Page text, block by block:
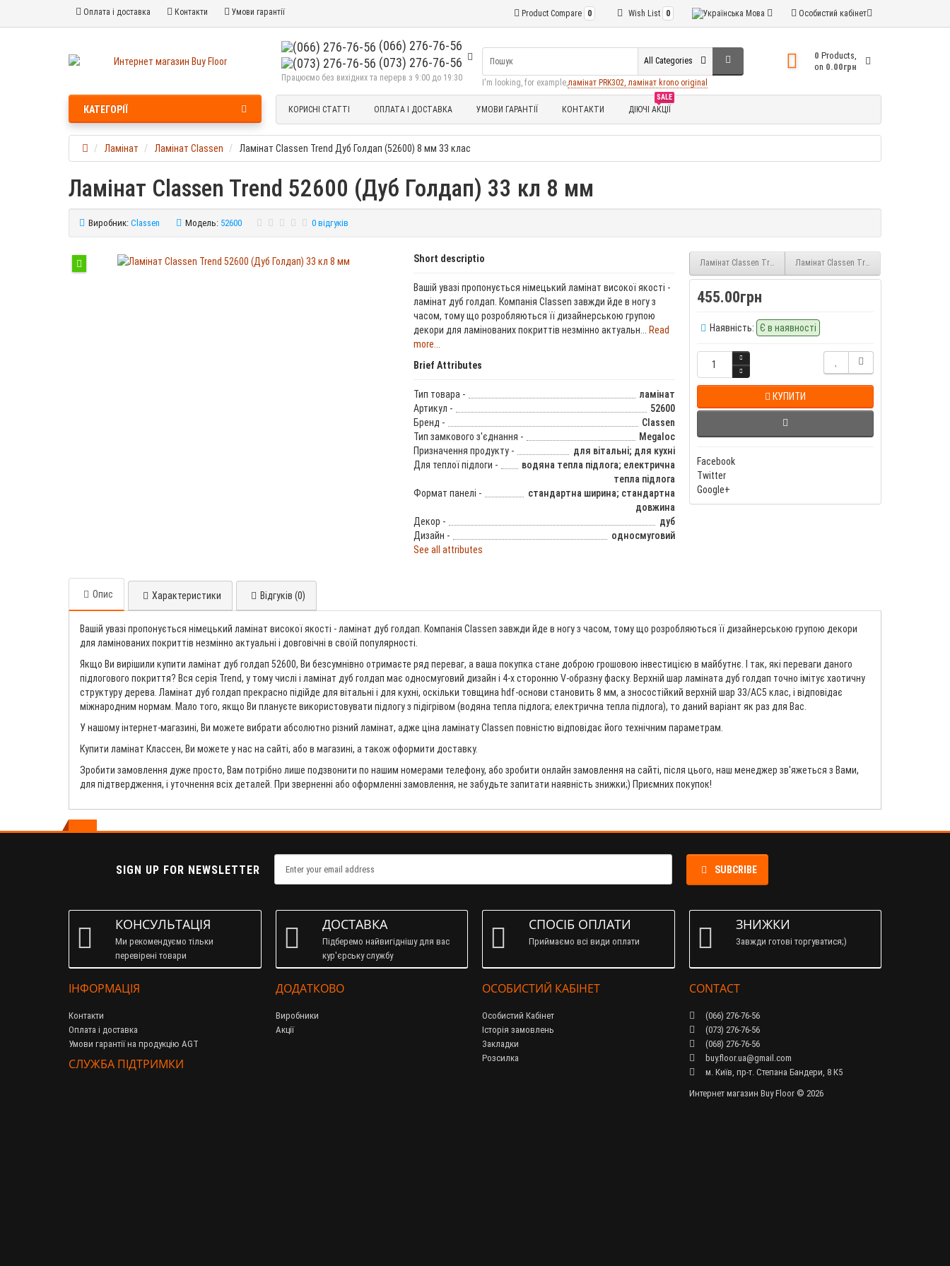
Оплата і доставка Контакти Умови гарантії Особистий кабінет
Мова
Wish List 0
Product Compare 0
(066) 276-76-56
(073) 276-76-56
Працюємо без вихідних та перерв з 9:00 до 19:30
0 Products,
on 0.00грн
All Categories
I'm looking, for example, ламінат PRK302, ламінат krono original
КАТЕГОРІЇ КОРИСНІ СТАТТІ ОПЛАТА І ДОСТАВКА УМОВИ ГАРАНТІЇ КОНТАКТИ
SALE
ДІЮЧІ АКЦІЇ
Ламінат Ламінат Classen Ламінат Classen Trend Дуб Голдап (52600) 8 мм 33 клас
Ламінат Classen Trend 52600 (Дуб Голдап) 33 кл 8 мм
Виробник: Classen Модель: 52600 0 відгуків
Short descriptio
Вашій увазі пропонується німецький ламінат високої якості -
ламінат дуб голдап. Компанія Classen завжди йде в ногу з
часом, тому що розробляються її дизайнерською групою
декори для ламінованих покриттів незмінно актуальн...
Read
more...
Brief Attributes
Тип товара -
ламінат
Артикул -
52600
Бренд -
Classen
Тип замкового з'єднання -
Megaloc
Призначення продукту -
для вітальні; для кухні
Для теплої підлоги -
водяна тепла підлога; електрична
тепла підлога
Формат панелі -
стандартна ширина; стандартна
довжина
Декор -
дуб
Дизайн -
односмуговий
See all attributes
Ламінат Classen Trend Дуб Даргін (52599) 8 мм 33 клас
Ламінат Classen Trend Дуб Мамрі
455.00грн
Наявність: Є в наявності
КУПИТИ
Facebook
Twitter
Google+
Опис Характеристики Відгуків (0)
Вашій увазі пропонується німецький ламінат високої якості - ламінат дуб голдап. Компанія Classen завжди йде в ногу з часом, тому що розробляються її дизайнерською групою декори
для ламінованих покриттів незмінно актуальні і довговічні в своїй популярності.
Якщо Ви вирішили купити ламінат дуб голдап 52600, Ви безсумнівно отримаєте ряд переваг, а ваша покупка стане доброю грошовою інвестицією в майбутнє. І так, які переваги даного
підлогового покриття? Вся серія Trend, у тому числі і ламінат дуб голдап має односмуговий дизайн і 4-х сторонню V-образну фаску. Верхній шар ламіната дуб голдап точно імітує хаотичну
структуру дерева. Ламінат дуб голдап прекрасно підійде для вітальні і для кухні, оскільки товщина hdf-основи становить 8 мм, а зносостійкий верхній шар 33/AC5 клас, і відповідає
міжнародним нормам. Мало того, якщо Ви плануєте використовувати підлогу з підігрівом (водяна тепла підлога; електрична тепла підлога), то даний варіант як раз для Вас.
У нашому інтернет-магазині, Ви можете вибрати абсолютно різний ламінат, адже ціна ламінату Classen повністю відповідає його технічним параметрам.
Купити ламінат Классен, Ви можете у нас на сайті, або в магазині, а також оформити доставку.
Зробити замовлення дуже просто, Вам потрібно лише подзвонити по нашим номерами телефону, або зробити онлайн замовлення на сайті, після цього, наш менеджер зв'яжеться з Вами,
для підтвердження, і уточнення всіх деталей. При зверненні або оформленні замовлення, не забудьте запитати наявність знижки;) Приємних покупок!
SIGN UP FOR NEWSLETTER SUBCRIBE
КОНСУЛЬТАЦІЯ
Ми рекомендуємо тільки
перевірені товари
ДОСТАВКА
Підберемо найвигіднішу для вас
кур'єрську службу
СПОСІБ ОПЛАТИ
Приймаємо всі види оплати
ЗНИЖКИ
Завжди готові торгуватися;)
ІНФОРМАЦІЯ
Контакти
Оплата і доставка
Умови гарантії на продукцію AGT
СЛУЖБА ПІДТРИМКИ
ДОДАТКОВО
Виробники
Акції
ОСОБИСТИЙ КАБІНЕТ
Особистий Кабінет
Історія замовлень
Закладки
Розсилка
CONTACT
(066) 276-76-56
(073) 276-76-56
(068) 276-76-56
buy.floor.ua@gmail.com
м. Київ, пр-т. Степана Бандери, 8 К5
Интернет магазин Buy Floor © 2026